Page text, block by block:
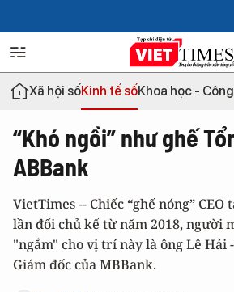
Xã hội sốKinh tế sốKhoa học -
“Khó ngồi” như ghế
ABBank
VietTimes -- Chiếc “ghế nóng” CEO
lần đổi chủ kể từ năm 2018, người
"ngắm" cho vị trí này là ông Lê Hải
Giám đốc của MBBank.